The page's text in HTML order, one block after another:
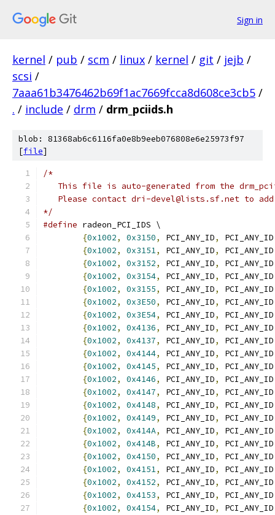
Sign in
kernel / pub / scm / linux / kernel / git / jejb /
scsi /
7aaa61b3476462b69f1ac7669fcca8d608ce3cb5 /
. / include / drm / drm_pciids.h
blob: 81368ab6c6116fa0e8b9eeb076808e6e25973f97
[file]
/*
This file is auto-generated from the
Please contact dri-devel@lists.sf.net to
*/
#define radeon_PCI_IDS \
{0x1002, 0x3150, PCI_ANY_ID, PCI_ANY_ID
{0x1002, 0x3151, PCI_ANY_ID, PCI_ANY_ID
{0x1002, 0x3152, PCI_ANY_ID, PCI_ANY_ID
{0x1002, 0x3154, PCI_ANY_ID, PCI_ANY_ID
{0x1002, 0x3155, PCI_ANY_ID, PCI_ANY_ID
{0x1002, 0x3E50, PCI_ANY_ID, PCI_ANY_ID
{0x1002, 0x3E54, PCI_ANY_ID, PCI_ANY_ID
{0x1002, 0x4136, PCI_ANY_ID, PCI_ANY_ID
{0x1002, 0x4137, PCI_ANY_ID, PCI_ANY_ID
{0x1002, 0x4144, PCI_ANY_ID, PCI_ANY_ID
{0x1002, 0x4145, PCI_ANY_ID, PCI_ANY_ID
{0x1002, 0x4146, PCI_ANY_ID, PCI_ANY_ID
{0x1002, 0x4147, PCI_ANY_ID, PCI_ANY_ID
{0x1002, 0x4148, PCI_ANY_ID, PCI_ANY_ID
{0x1002, 0x4149, PCI_ANY_ID, PCI_ANY_ID
{0x1002, 0x414A, PCI_ANY_ID, PCI_ANY_ID
{0x1002, 0x414B, PCI_ANY_ID, PCI_ANY_ID
{0x1002, 0x4150, PCI_ANY_ID, PCI_ANY_ID
{0x1002, 0x4151, PCI_ANY_ID, PCI_ANY_ID
{0x1002, 0x4152, PCI_ANY_ID, PCI_ANY_ID
{0x1002, 0x4153, PCI_ANY_ID, PCI_ANY_ID
{0x1002, 0x4154, PCI_ANY_ID, PCI_ANY_ID